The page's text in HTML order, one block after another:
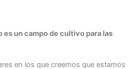
es un campo de cultivo para las
en los que creemos que estamos